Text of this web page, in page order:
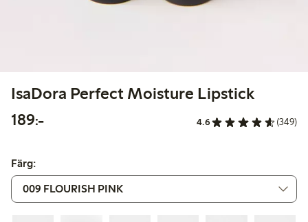
IsaDora Perfect Moisture Lipstick
189:-189,00 kr 4.6 (349)
Färg: